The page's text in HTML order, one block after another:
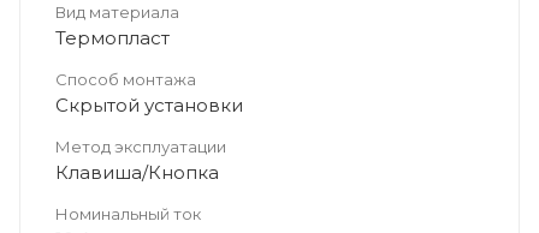
Вид материала
Термопласт
Способ монтажа
Скрытой установки
Метод эксплуатации
Клавиша/Кнопка
Номинальный ток